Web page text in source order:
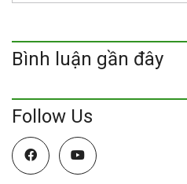
Bình luận gần đây
Follow Us